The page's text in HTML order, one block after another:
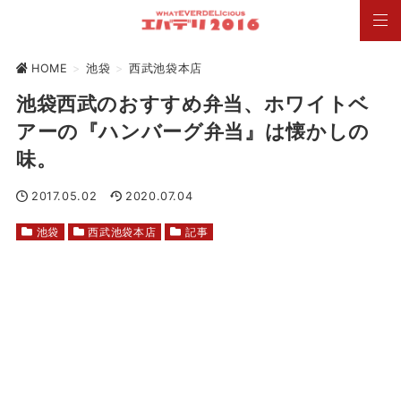
HOME > 池袋 > 西武池袋本店
池袋西武のおすすめ弁当、ホワイトベ
アーの『ハンバーグ弁当』は懐かしの
味。
2017.05.02 2020.07.04
池袋 西武池袋本店 記事